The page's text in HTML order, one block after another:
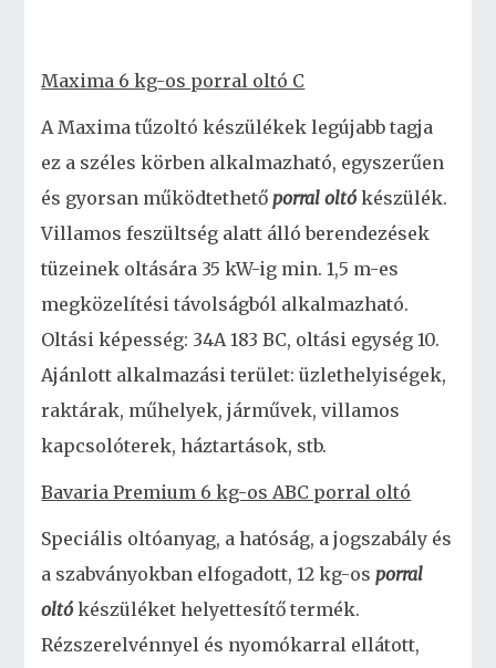
Maxima 6 kg-os porral oltó C
A Maxima tűzoltó készülékek legújabb tagja
ez a széles körben alkalmazható, egyszerűen
és gyorsan működtethetőporral oltó készülék.
Villamos feszültség alatt álló berendezések
tüzeinek oltására 35 kW-ig min. 1,5 m-es
megközelítési távolságból alkalmazható.
Oltási képesség: 34A 183 BC, oltási egység 10.
Ajánlott alkalmazási terület: üzlethelyiségek,
raktárak, műhelyek, járművek, villamos
kapcsolóterek, háztartások, stb.
Bavaria Premium 6 kg-os ABC porral oltó
Speciális oltóanyag, a hatóság, a jogszabály és
a szabványokban elfogadott, 12 kg-osporral
oltó készüléket helyettesítő termék.
Rézszerelvénnyel és nyomókarral ellátott,